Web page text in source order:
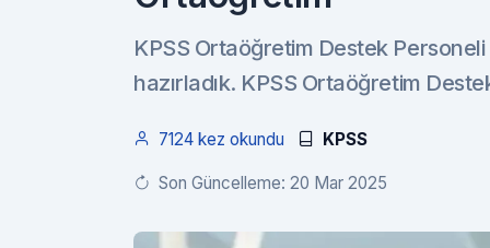
KPSS Ortaöğretim Destek
hazırladık. KPSS Ortaöğretim
7124 kez okundu KPSS
Son Güncelleme: 20 Mar 2025